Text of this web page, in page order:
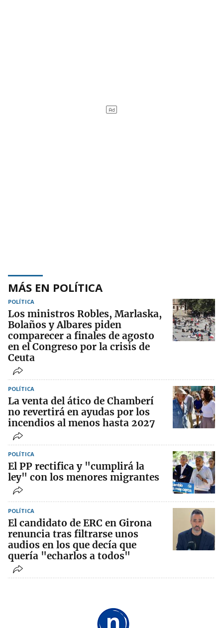
MÁS EN POLÍTICA
POLÍTICA
Los ministros Robles, Marlaska,
Bolaños y Albares piden
comparecer a finales de agosto
en el Congreso por la crisis de
Ceuta
POLÍTICA
La venta del ático de Chamberí
no revertirá en ayudas por los
incendios al menos hasta 2027
POLÍTICA
El PP rectifica y "cumplirá la
ley" con los menores migrantes
POLÍTICA
El candidato de ERC en Girona
renuncia tras filtrarse unos
audios en los que decía que
quería "echarlos a todos"